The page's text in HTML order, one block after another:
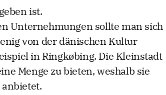
ist.
Unternehmungen sollte man sich
von der dänischen Kultur
in Ringkøbing. Die Kleinstadt
Menge zu bieten, weshalb sie